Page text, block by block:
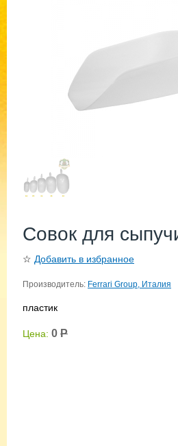
Совок для
☆ Добавить в избранное
Производитель: Ferrari Group, Италия
пластик
Цена: 0 Р